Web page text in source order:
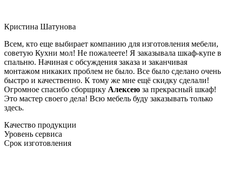
Кристина Шатунова
Всем, кто еще выбирает компанию для изготовления мебели,
советую Кухни мол! Не пожалеете! Я заказывала шкаф-купе в
спальню. Начиная с обсуждения заказа и заканчивая
монтажом никаких проблем не было. Все было сделано очень
быстро и качественно. К тому же мне ещё скидку сделали!
Огромное спасибо сборщику Алексею за прекрасный шкаф!
Это мастер своего дела! Всю мебель буду заказывать только
здесь.
Качество продукции
Уровень сервиса
Срок изготовления